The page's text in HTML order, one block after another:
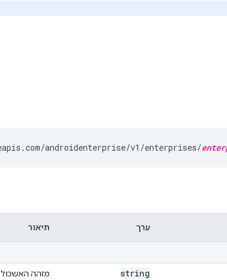
androidenterprise/v1/enterprises/
ערך תיאור
string מזהה